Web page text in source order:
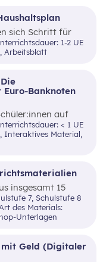
sich Schritt für
ein 1-2 UE
Arbeitsblatt
Banknoten
auf
und Weise die
Banknoten
von Bargeld.
< 1 UE
insgesamt 15
welche den
sowie
vermittelt.
Schulstufe 5, Schulstufe 6, Schulstufe 7, Schulstufe 8
Unterlagen
Geld (Digitaler